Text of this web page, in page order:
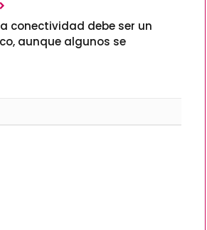
conectividad debe ser un
aunque algunos se